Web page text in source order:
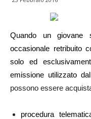
Quando un giovane
occasionale retribuito
solo ed
emissione utilizzato
possono essere
procedura